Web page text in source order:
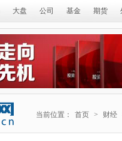
大盘 公司 基金 期货
当前位置： 首页 > 财经